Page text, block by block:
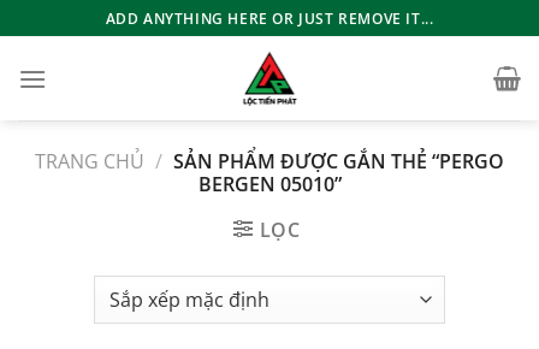
qua
nội
ADD ANYTHING HERE OR JUST REMOVE IT...
TRANG CHỦ / SẢN PHẨM ĐƯỢC GẮN THẺ “PERGO
BERGEN 05010”
LỌC